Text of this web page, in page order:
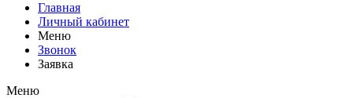
Главная
Личный кабинет
Меню
Звонок
Заявка
Меню